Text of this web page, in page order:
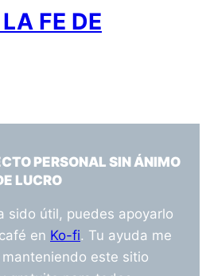
FE DE
PERSONAL SIN ÁNIMO
LUCRO
sido útil, puedes apoyarlo
en Ko-fi. Tu ayuda me
este sitio